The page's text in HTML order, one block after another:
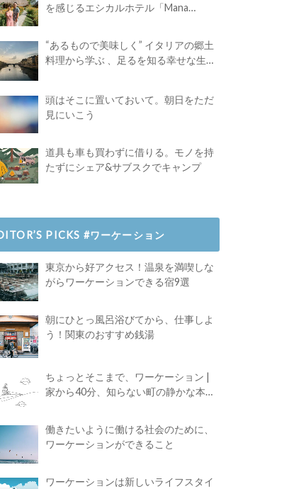
を感じるエシカルホテル「Mana
“あるもので美味しく” イタリアの郷土
料理から学ぶ 、足るを知る幸せな生き
頭はそこに置いておいて。朝日をただ
見にいこう
道具も車も買わずに借りる。モノを持
たずにシェア&サブスクでキャンプ
PICKS #ワーケーション
東京から好アクセス！温泉を満喫しな
がらワーケーションできる宿9選
朝にひとっ風呂浴びてから、仕事しよ
う！関東のおすすめ銭湯
ちょっとそこまで、ワーケーション |
家から40分、知らない町の静かな本屋
働きたいように働ける社会のために、
ワーケーションができること
ワーケーションは新しいライフスタイ